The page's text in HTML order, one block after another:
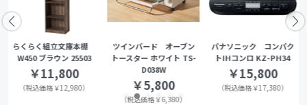
らくらく組立文庫本棚
W450 ブラウン 25503
￥11,800
（税込価格￥12,980）
ツインバード オーブン
トースター ホワイト TS-
D038W
￥5,800
（税込価格￥6,380）
パナソニック コンパク
トIHコンロ KZ-PH34
￥15,800
（税込価格￥17,380）